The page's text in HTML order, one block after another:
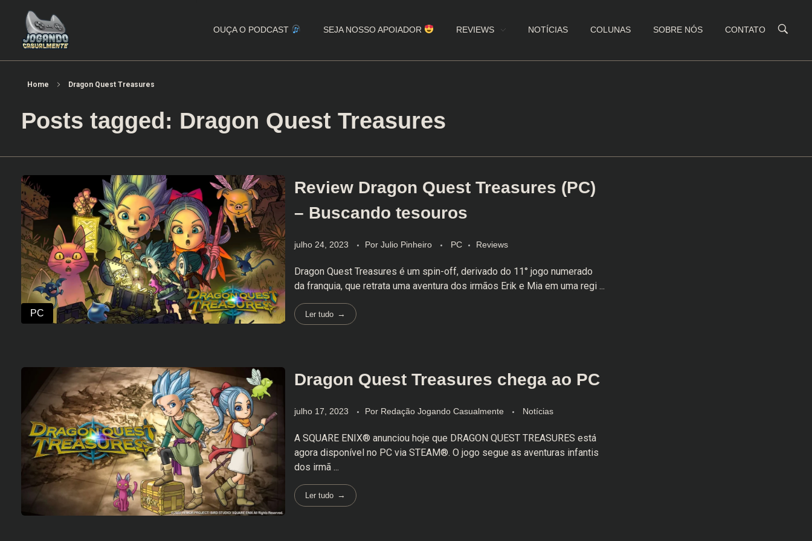
OUÇA O PODCAST SEJA NOSSO APOIADOR REVIEWS NOTÍCIAS COLUNAS SOBRE NÓS CONTATO
Home Dragon Quest Treasures
Posts tagged: Dragon Quest Treasures
Review Dragon Quest Treasures (PC)
– Buscando tesouros
julho 24, 2023 Por Julio Pinheiro PC Reviews
Dragon Quest Treasures é um spin-off, derivado do 11° jogo numerado
da franquia, que retrata uma aventura dos irmãos Erik e Mia em uma regi ...
Ler tudo
Dragon Quest Treasures chega ao PC
julho 17, 2023 Por Redação Jogando Casualmente Notícias
A SQUARE ENIX® anunciou hoje que DRAGON QUEST TREASURES está
agora disponível no PC via STEAM®. O jogo segue as aventuras infantis
dos irmã ...
Ler tudo